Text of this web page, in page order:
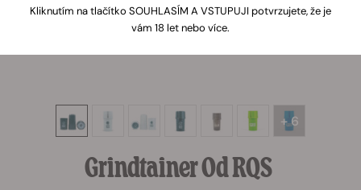
+ 6
Grindtainer Od RQS
Kliknutím na tlačítko SOUHLASÍM A VSTUPUJI potvrzujete, že je
vám 18 let nebo více.